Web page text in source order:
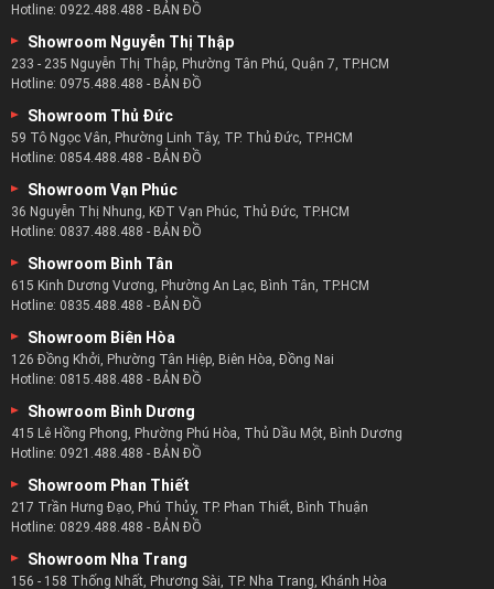
Hotline: 0922.488.488 - BẢN ĐỒ
Showroom Nguyễn Thị Thập
233 - 235 Nguyễn Thị Thập, Phường Tân Phú, Quận 7, TP.HCM
Hotline: 0975.488.488 - BẢN ĐỒ
Showroom Thủ Đức
59 Tô Ngọc Vân, Phường Linh Tây, TP. Thủ Đức, TP.HCM
Hotline: 0854.488.488 - BẢN ĐỒ
Showroom Vạn Phúc
36 Nguyễn Thị Nhung, KĐT Vạn Phúc, Thủ Đức, TP.HCM
Hotline: 0837.488.488 - BẢN ĐỒ
Showroom Bình Tân
615 Kinh Dương Vương, Phường An Lạc, Bình Tân, TP.HCM
Hotline: 0835.488.488 - BẢN ĐỒ
Showroom Biên Hòa
126 Đồng Khởi, Phường Tân Hiệp, Biên Hòa, Đồng Nai
Hotline: 0815.488.488 - BẢN ĐỒ
Showroom Bình Dương
415 Lê Hồng Phong, Phường Phú Hòa, Thủ Dầu Một, Bình Dương
Hotline: 0921.488.488 - BẢN ĐỒ
Showroom Phan Thiết
217 Trần Hưng Đạo, Phú Thủy, TP. Phan Thiết, Bình Thuận
Hotline: 0829.488.488 - BẢN ĐỒ
Showroom Nha Trang
156 - 158 Thống Nhất, Phương Sài, TP. Nha Trang, Khánh Hòa